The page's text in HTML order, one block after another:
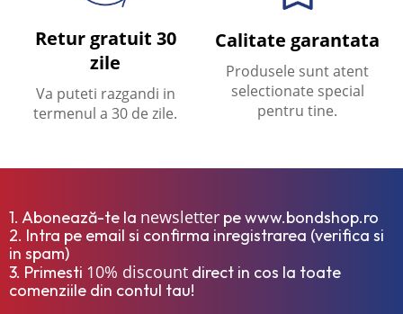
Retur gratuit 30
zile
Va puteti razgandi in
termenul a 30 de zile.
Calitate garantata
Produsele sunt atent
selectionate special
pentru tine.
1. Abonează-te la newsletter pe www.bondshop.ro
2. Intra pe email si confirma inregistrarea (verifica si
in spam)
3. Primesti 10% discount direct in cos la toate
comenziile din contul tau!